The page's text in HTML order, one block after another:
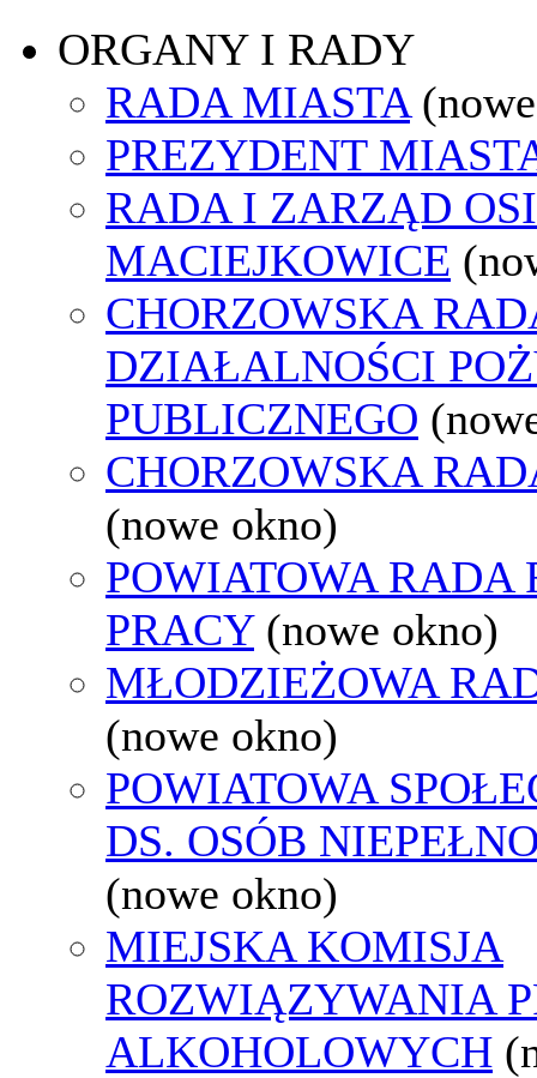
ORGANY I RADY
RADA MIASTA
PREZYDENT
RADA I ZARZĄD
MACIEJKOWICE
CHORZOWSKA
DZIAŁALNOŚCI
PUBLICZNEGO
CHORZOWSKA
(nowe okno)
POWIATOWA RADA
PRACY (nowe okno)
MŁODZIEŻOWA
(nowe okno)
POWIATOWA
DS. OSÓB
(nowe okno)
MIEJSKA KOMISJA
ROZWIĄZYWANIA
ALKOHOLOWYCH